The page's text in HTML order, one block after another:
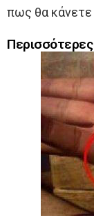
πως θα κάνετε